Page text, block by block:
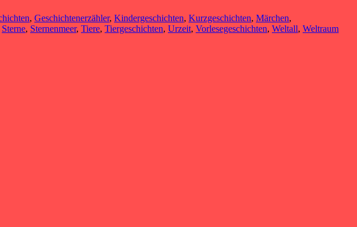
, Geschichtenerzähler, Kindergeschichten, Kurzgeschichten, Märchen,
Sterne, Sternenmeer, Tiere, Tiergeschichten, Urzeit, Vorlesegeschichten, Weltall, Weltraum